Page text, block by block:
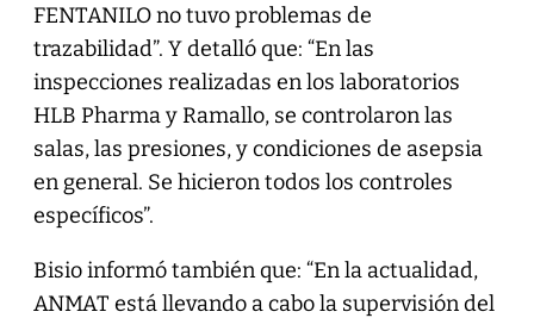
FENTANILO no tuvo problemas de
trazabilidad”. Y detalló que: “En las
inspecciones realizadas en los laboratorios
HLB Pharma y Ramallo, se controlaron las
salas, las presiones, y condiciones de asepsia
en general. Se hicieron todos los controles
específicos”.
Bisio informó también que: “En la actualidad,
ANMAT está llevando a cabo la supervisión del